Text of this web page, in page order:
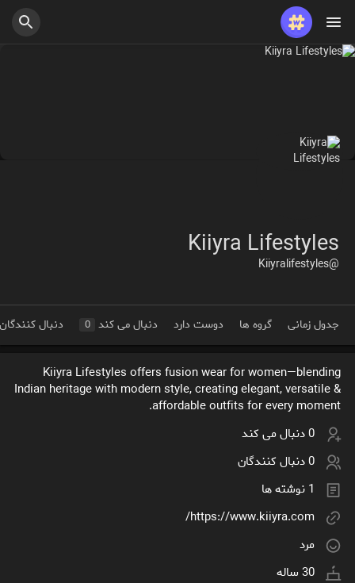
Kiiyra Lifestyles
@Kiiyralifestyles
جدول زمانی گروه ها دوست دارد دنبال می کند 0 دنبال
Kiiyra Lifestyles offers fusion wear for women—blending
Indian heritage with modern style, creating elegant, versatile &
affordable outfits for every moment.
0 دنبال می کند
0 دنبال کنندگان
1 نوشته ها
https://www.kiiyra.com/
مرد
30 ساله